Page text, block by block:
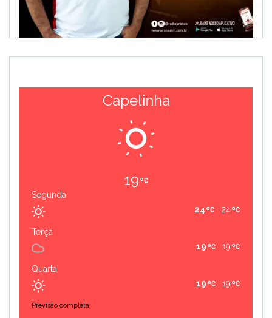
Capelinha
19
Segunda
24
24
Terça
19
19
Quarta
19
19
Previsão completa